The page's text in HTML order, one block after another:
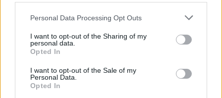
Personal Data Processing Opt Outs
I want to opt-out of the Sharing of my
personal data.
Opted In
I want to opt-out of the Sale of my
Personal Data.
Opted In
PNCR (Terheș)
Partidul Patrioților (Surugiu)
FAR (Coarnă)
România pe Primul Loc (Ponta)